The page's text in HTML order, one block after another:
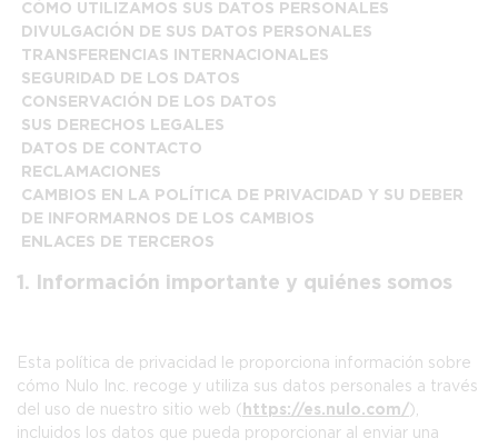
CÓMO UTILIZAMOS SUS DATOS PERSONALES
DIVULGACIÓN DE SUS DATOS PERSONALES
TRANSFERENCIAS INTERNACIONALES
SEGURIDAD DE LOS DATOS
CONSERVACIÓN DE LOS DATOS
SUS DERECHOS LEGALES
DATOS DE CONTACTO
RECLAMACIONES
CAMBIOS EN LA POLÍTICA DE PRIVACIDAD Y SU DEBER
DE INFORMARNOS DE LOS CAMBIOS
ENLACES DE TERCEROS
1. Información importante y quiénes somos
Esta política de privacidad le proporciona información sobre
cómo Nulo Inc. recoge y utiliza sus datos personales a través
del uso de nuestro sitio web ( https://es.nulo.com/ ),
incluidos los datos que pueda proporcionar al enviar una